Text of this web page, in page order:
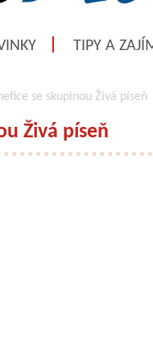
TIPY A
se skupinou Živá píseň
Živá píseň